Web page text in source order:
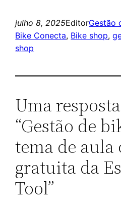
julho 8, 2025EditorGestão
Bike Conecta, Bike shop,
shop
Uma
“Gestão de
tema de
gratuita da
Tool”